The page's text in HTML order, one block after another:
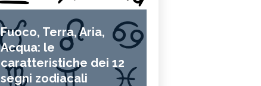
Fuoco, Terra, Aria,
Acqua: le
caratteristiche dei 12
segni zodiacali